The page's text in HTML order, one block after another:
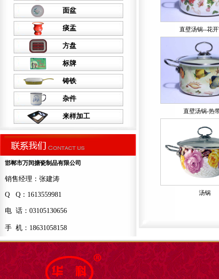
面盆
痰盂
方盘
标牌
铸铁
杂件
来样加工
邯郸市万闰搪瓷制品有限公司
销售经理：张建涛
Q Q：1613559981
电 话：03105130656
手 机：18631058158
直壁汤锅--花
直壁汤锅-热
汤锅